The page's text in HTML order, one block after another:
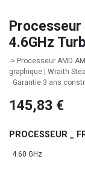
4.6GHz
-> Processeur AMD
graphique | Wraith
. Garantie 3 ans
145,83 €
PROCESSEUR _